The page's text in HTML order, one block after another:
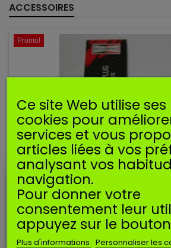
ACCESSOIRES
Promo!
Référence
Manufacturer:
BOUGIE D'ALLUMAGE
Ce site Web utilise
cookies pour
services et vous
articles liées à vos
analysant vos
navigation.
Pour donner votre
consentement leur
appuyez sur le
Plus d'informations Personnaliser les